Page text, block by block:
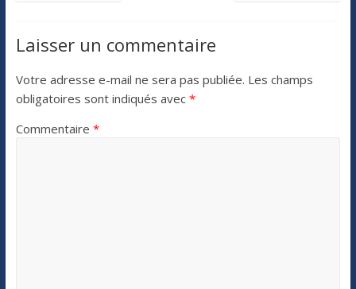
Laisser un commentaire
Votre adresse e-mail ne sera pas publiée. Les champs
obligatoires sont indiqués avec *
Commentaire *